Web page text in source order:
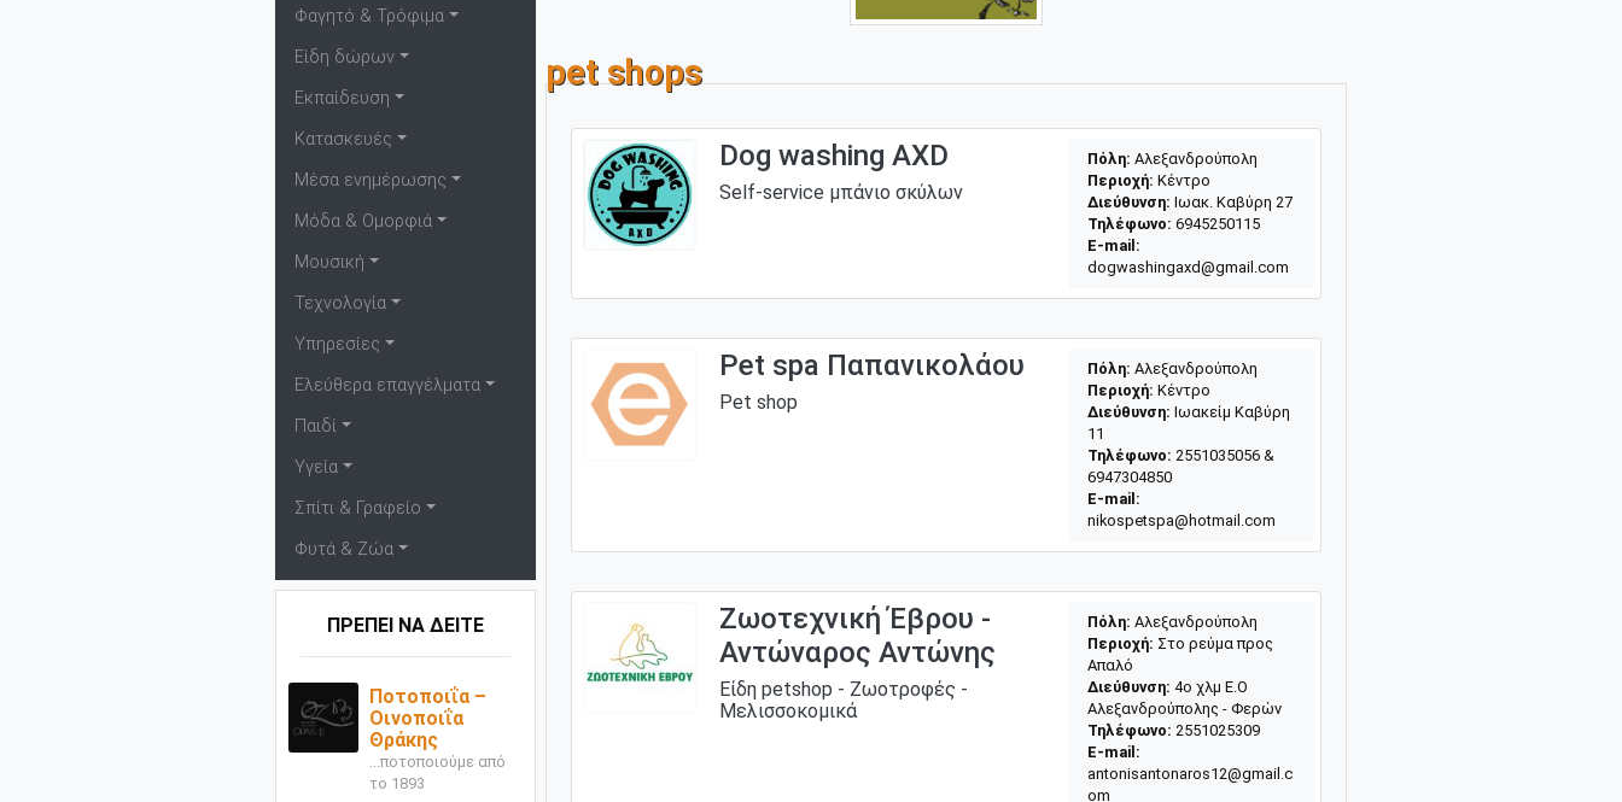
Φαγητό & Τρόφιμα
Είδη δώρων
Εκπαίδευση
Κατασκευές
Μέσα ενημέρωσης
Μόδα & Ομορφιά
Μουσική
Τεχνολογία
Υπηρεσίες
Ελεύθερα επαγγέλματα
Παιδί
Υγεία
Σπίτι & Γραφείο
Φυτά & Ζώα
ΠΡΕΠΕΙ ΝΑ ΔΕΙΤΕ
Ποτοποιΐα –
Οινοποιΐα
Θράκης
...ποτοποιούμε από
το 1893
pet shops
Dog washing AXD
Self-service μπάνιο σκύλων
Πόλη: Αλεξανδρούπολη
Περιοχή: Κέντρο
Διεύθυνση: Ιωακ. Καβύρη 27
Τηλέφωνο: 6945250115
E-mail:
dogwashingaxd@gmail.com
Pet spa Παπανικολάου
Pet shop
Πόλη: Αλεξανδρούπολη
Περιοχή: Kέντρο
Διεύθυνση: Ιωακείμ Καβύρη
11
Τηλέφωνο: 2551035056 &
6947304850
E-mail:
nikospetspa@hotmail.com
Ζωοτεχνική Έβρου -
Αντώναρος Αντώνης
Είδη petshop - Ζωοτροφές -
Μελισσοκομικά
Πόλη: Αλεξανδρούπολη
Περιοχή: Στο ρεύμα προς
Απαλό
Διεύθυνση: 4ο χλμ Ε.Ο
Αλεξανδρούπολης - Φερών
Τηλέφωνο: 2551025309
E-mail:
antonisantonaros12@gmail.c
om